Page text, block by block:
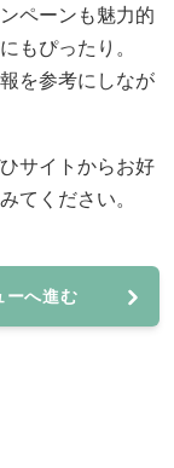
ペーンも魅力的
もぴったり。
を参考にしなが
サイトからお好
てください。
ーへ進む